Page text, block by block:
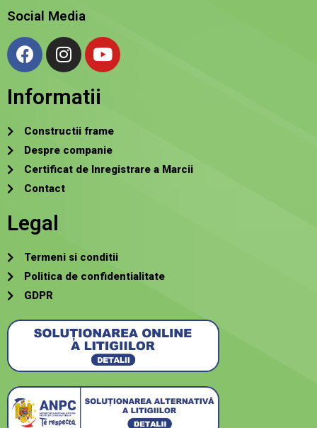
Social Media
Informatii
Constructii frame
Despre companie
Certificat de Inregistrare a Marcii
Contact
Legal
Termeni si conditii
Politica de confidentialitate
GDPR